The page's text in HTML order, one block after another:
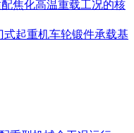
焦化高温重载工况的核
式起重机车轮锻件承载基